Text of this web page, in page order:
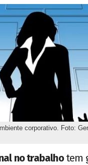
corporativo. Foto:
no trabalhotem